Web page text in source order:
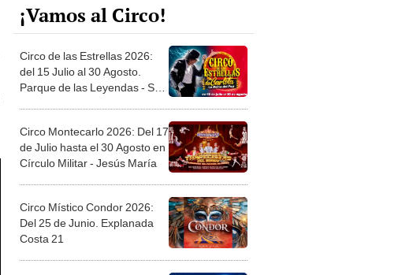
¡Vamos al Circo!
Circo de las Estrellas 2026:
del 15 Julio al 30 Agosto.
Parque de las Leyendas - San
Circo Montecarlo 2026: Del 17
de Julio hasta el 30 Agosto en
Círculo Militar - Jesús María
Circo Místico Condor 2026:
Del 25 de Junio. Explanada
Costa 21